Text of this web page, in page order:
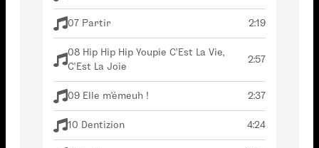
07 Partir 2:19
08 Hip Hip Hip Youpie C'Est La Vie,
C'Est La Joie
2:57
09 Elle m'émeuh ! 2:37
10 Dentizion 4:24